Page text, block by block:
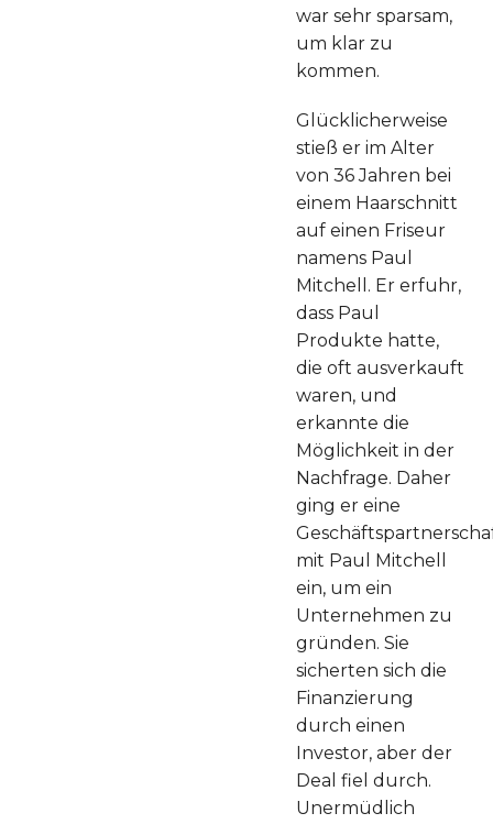
war sehr sparsam,
um klar zu
kommen.
Glücklicherweise
stieß er im Alter
von 36 Jahren bei
einem Haarschnitt
auf einen Friseur
namens Paul
Mitchell. Er erfuhr,
dass Paul
Produkte hatte,
die oft ausverkauft
waren, und
erkannte die
Möglichkeit in der
Nachfrage. Daher
ging er eine
mit Paul Mitchell
ein, um ein
Unternehmen zu
gründen. Sie
sicherten sich die
Finanzierung
durch einen
Investor, aber der
Deal fiel durch.
Unermüdlich